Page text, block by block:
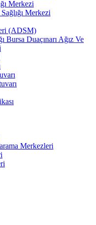
Merkezi
Merkezi
(ADSM)
Bursa Duaçınarı Ağız Ve
Merkezleri